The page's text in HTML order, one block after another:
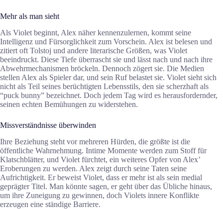
Mehr als man sieht
Als Violet beginnt, Alex näher kennenzulernen, kommt seine
Intelligenz und Fürsorglichkeit zum Vorschein. Alex ist belesen und
zitiert oft Tolstoj und andere literarische Größen, was Violet
beeindruckt. Diese Tiefe überrascht sie und lässt nach und nach ihre
Abwehrmechanismen bröckeln. Dennoch zögert sie. Die Medien
stellen Alex als Spieler dar, und sein Ruf belastet sie. Violet sieht sich
nicht als Teil seines berüchtigten Lebensstils, den sie scherzhaft als
“puck bunny” bezeichnet. Doch jedem Tag wird es herausfordernder,
seinen echten Bemühungen zu widerstehen.
Missverständnisse überwinden
Ihre Beziehung steht vor mehreren Hürden, die größte ist die
öffentliche Wahrnehmung. Intime Momente werden zum Stoff für
Klatschblätter, und Violet fürchtet, ein weiteres Opfer von Alex’
Eroberungen zu werden. Alex zeigt durch seine Taten seine
Aufrichtigkeit. Er beweist Violet, dass er mehr ist als sein medial
geprägter Titel. Man könnte sagen, er geht über das Übliche hinaus,
um ihre Zuneigung zu gewinnen, doch Violets innere Konflikte
erzeugen eine ständige Barriere.